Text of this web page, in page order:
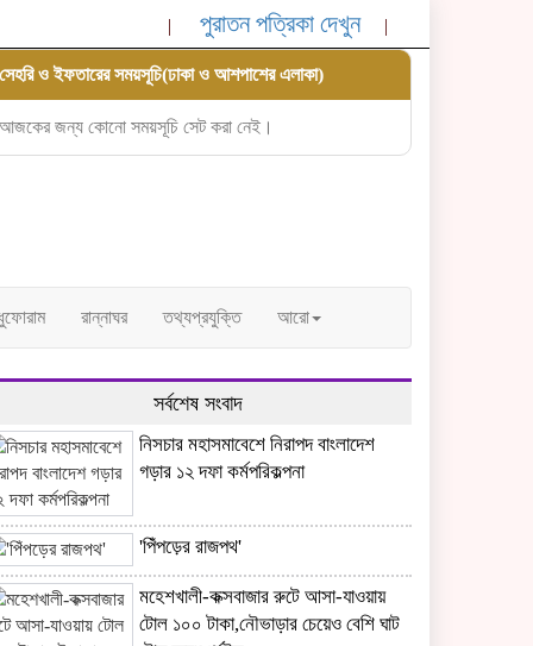
পুরাতন পত্রিকা দেখুন
সেহরি ও ইফতারের সময়সূচি(ঢাকা ও আশপাশের এলাকা)
আজকের জন্য কোনো সময়সূচি সেট করা নেই।
রান্নাঘর তথ্যপ্রযুক্তি আরো
সর্বশেষ সংবাদ
নিসচার মহাসমাবেশে নিরাপদ বাংলাদেশ
গড়ার ১২ দফা কর্মপরিকল্পনা
'পিঁপড়ের রাজপথ'
মহেশখালী-কক্সবাজার রুটে আসা-যাওয়ায়
টোল ১০০ টাকা,নৌভাড়ার চেয়েও বেশি ঘাট